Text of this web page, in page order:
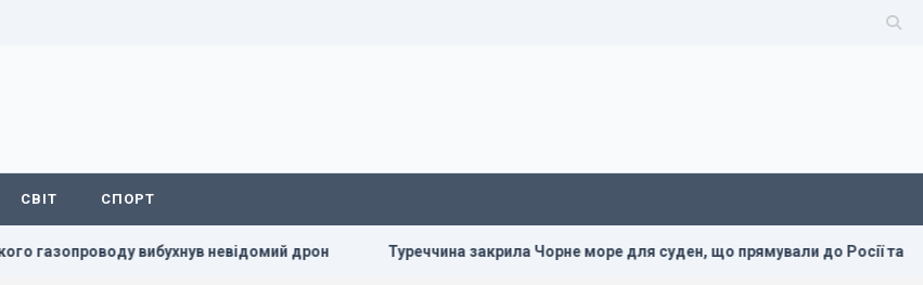
СВІТ СПОРТ
вибухнув невідомий дрон Туреччина закрила Чорне море для суден, що прямували до Росії та України, -